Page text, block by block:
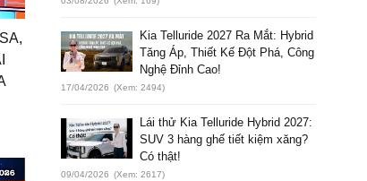
Kia Telluride 2027 Ra Mắt: Hybrid
Tăng Áp, Thiết Kế Đột Phá, Công
Nghệ Đỉnh Cao!
17/04/2026 (Xem: 2494)
Lái thử Kia Telluride Hybrid 2027:
SUV 3 hàng ghế tiết kiệm xăng?
Có thật!
09/04/2026 (Xem: 2617)